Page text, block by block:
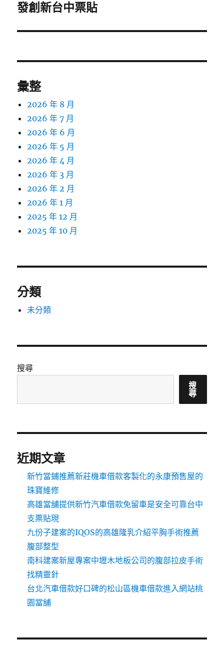
一
文
發創新台中票貼
彙整
2026 年 8 月
2026 年 7 月
2026 年 6 月
2026 年 5 月
2026 年 4 月
2026 年 3 月
2026 年 2 月
2026 年 1 月
2025 年 12 月
2025 年 10 月
分類
未分類
搜尋
搜
尋
近期文章
新竹當鋪推薦新莊機車借款客製化的永康預售屋的
珠寶維修
高雄當舖提供新竹汽車借款免留車是安全可靠台中
支票貼現
九份子建案的IQOS的高雄隆乳介紹平胸手術推薦
腹部整型
南科建案新屋專案中壢木地板公司的腹部拉皮手術
找精靈針
台北汽車借款好口碑的松山區機車借款進入網站桃
園當舖